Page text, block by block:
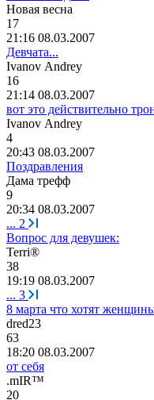
Новая весна
17
21:16 08.03.2007
Девчата...
Ivanov Andrey
16
21:14 08.03.2007
вот это действительно
Ivanov Andrey
4
20:43 08.03.2007
Поздравления
Дама трефф
9
20:34 08.03.2007
... 2
Вопрос для девушек:
Terri®
38
19:19 08.03.2007
... 3
8 марта что хотят
dred23
63
18:20 08.03.2007
от себя
.mIR™
20